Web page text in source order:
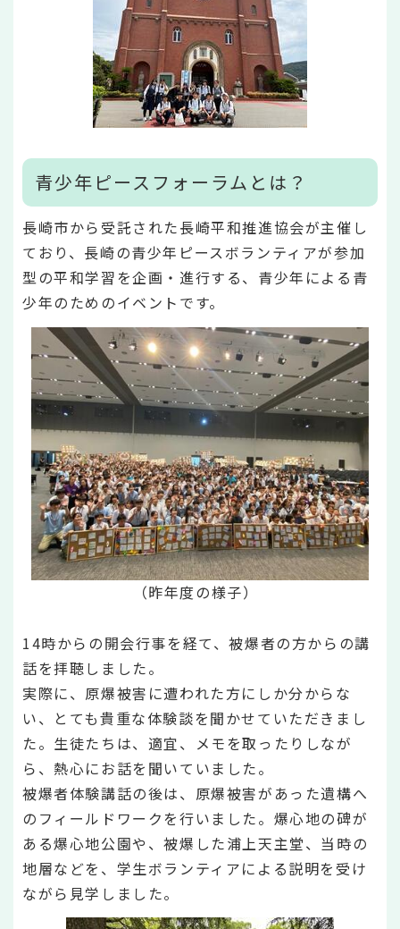
青少年ピースフォーラムとは？
長崎市から受託された長崎平和推進協会が主催し
ており、長崎の青少年ピースボランティアが参加
型の平和学習を企画・進行する、青少年による青
少年のためのイベントです。
（昨年度の様子）
14時からの開会行事を経て、被爆者の方からの講
話を拝聴しました。
実際に、原爆被害に遭われた方にしか分からな
い、とても貴重な体験談を聞かせていただきまし
た。生徒たちは、適宜、メモを取ったりしなが
ら、熱心にお話を聞いていました。
被爆者体験講話の後は、原爆被害があった遺構へ
のフィールドワークを行いました。爆心地の碑が
ある爆心地公園や、被爆した浦上天主堂、当時の
地層などを、学生ボランティアによる説明を受け
ながら見学しました。